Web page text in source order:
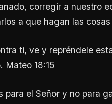
corregir a nuestro
a que hagan las cosas
ti, ve y repréndele
Mateo 18:15
para el Señor y no para